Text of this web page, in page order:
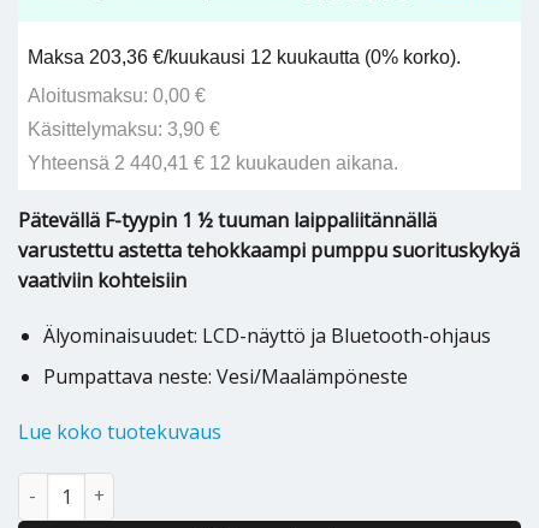
Maksa 203,36 €/kuukausi 12 kuukautta (0% korko).
Aloitusmaksu: 0,00 €
Käsittelymaksu: 3,90 €
Yhteensä 2 440,41 € 12 kuukauden aikana.
Pätevällä F-tyypin 1 ½ tuuman laippaliitännällä
varustettu astetta tehokkaampi pumppu suorituskykyä
vaativiin kohteisiin
Älyominaisuudet: LCD-näyttö ja Bluetooth-ohjaus
Pumpattava neste: Vesi/Maalämpöneste
Lue koko tuotekuvaus
Kiertovesipumppu Grundfos Magna3 40-120F 250 1x230V määrä